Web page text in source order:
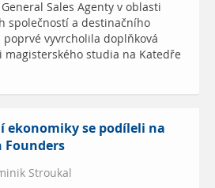
Sales Agenty v oblasti
společností a destinačního
vyvrcholila doplňková
magisterského studia na Katedře
ekonomiky se podíleli na
Founders
Stroukal